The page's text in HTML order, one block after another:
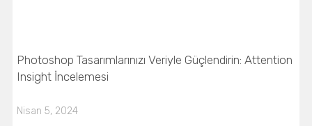
Photoshop Tasarımlarınızı Veriyle Güçlendirin: Attention
Insight İncelemesi
Nisan 5, 2024